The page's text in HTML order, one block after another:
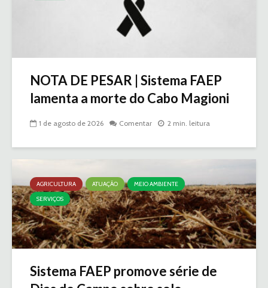
NOTA DE PESAR | Sistema FAEP
lamenta a morte do Cabo Magioni
1 de agosto de 2026 Comentar 2 min. leitura
AGRICULTURA ATUAÇÃO
MEIO AMBIENTE
SERVIÇOS
Sistema FAEP promove série de